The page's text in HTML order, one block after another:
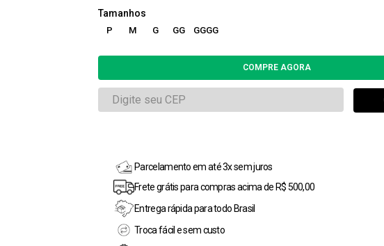
P M G GG GGGG
Parcelamento em até 3x sem juros
Frete grátis para compras acima de R$ 500,00
Entrega rápida para todo Brasil
Troca fácil e sem custo